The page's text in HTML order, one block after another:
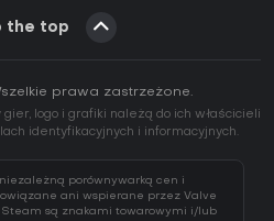
the top
prawa zastrzeżone.
logo i grafiki należą do ich właścicieli
identyfikacyjnych i informacyjnych.
porównywarką cen i
ani wspierane przez Valve
są znakami towarowymi i/lub